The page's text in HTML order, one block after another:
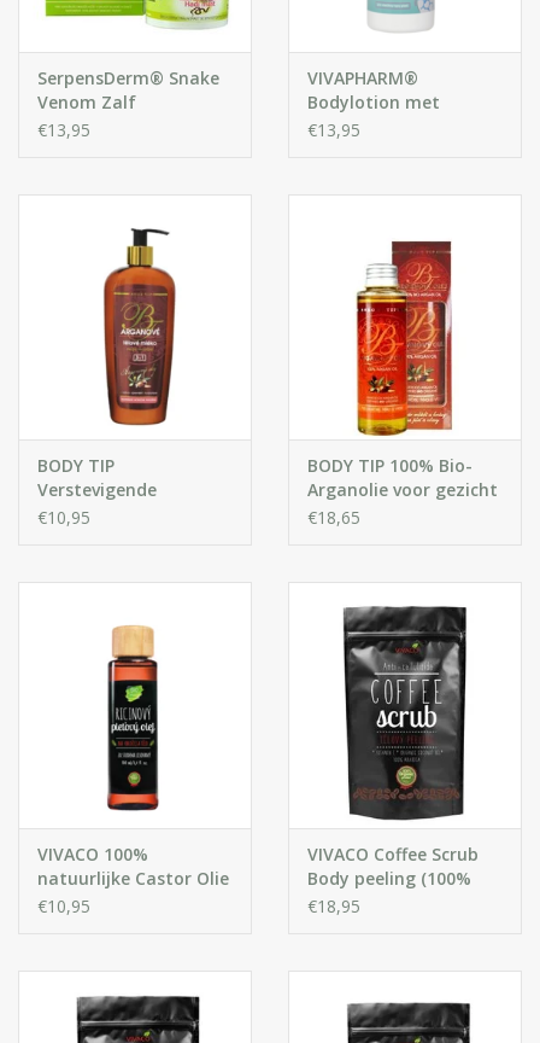
SerpensDerm® Snake
Venom Zalf
€13,95
VIVAPHARM®
Bodylotion met
Hyaluronzuur
€13,95
BODY TIP
Verstevigende
Bodylotion met
€10,95
BODY TIP 100% Bio-
Arganolie voor gezicht
en lichaam
€18,65
VIVACO 100%
natuurlijke Castor Olie
€10,95
VIVACO Coffee Scrub
Body peeling (100%
organisch)
€18,95